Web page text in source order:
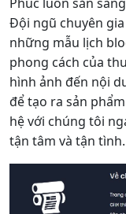
Đội ngũ chuyên
những mẫu lịch
phong cách của
hình ảnh đến nội
để tạo ra sản
hệ với chúng tôi
tận tâm và tận tình.